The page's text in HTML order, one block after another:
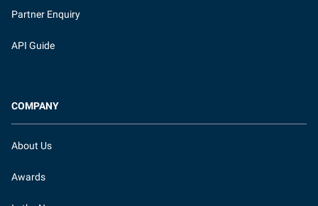
Partner Enquiry
API Guide
COMPANY
About Us
Awards